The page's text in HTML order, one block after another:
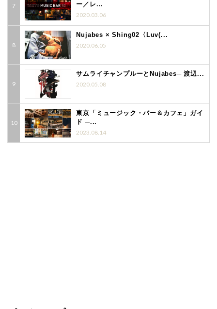
ー／レ...
2020.03.06
Nujabes × Shing02〈Luv(...
2020.06.05
サムライチャンプルーとNujabes─ 渡辺...
2020.05.08
東京「ミュージック・バー＆カフェ」ガイ
ド ─...
2023.08.14